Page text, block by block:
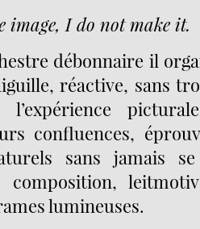
image, I do not make it.
débonnaire il
réactive, sans
l’expérience
confluences,
sans jamais
composition,
lumineuses.